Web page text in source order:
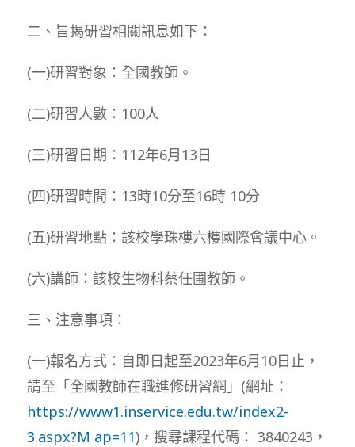
二、旨揭研習相關訊息如下：
(一)研習對象：全國教師。
(二)研習人數：100人
(三)研習日期：112年6月13日
(四)研習時間：13時10分至16時 10分
(五)研習地點：該校學珠樓六樓國際會議中心。
(六)講師：該校生物科蔡任圃教師。
三、注意事項：
(一)報名方式：自即日起至2023年6月10日止，
請至「全國教師在職進修研習網」(網址：
https://www1.inservice.edu.tw/index2-
3.aspx?M ap=11)，搜尋課程代碼： 3840243，